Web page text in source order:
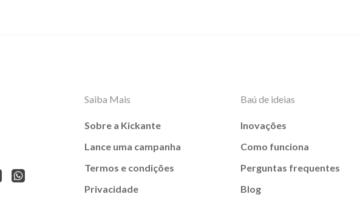
Saiba Mais
Sobre a Kickante
Lance uma campanha
Termos e condições
Privacidade
Baú de ideias
Inovações
Como funciona
Perguntas frequentes
Blog